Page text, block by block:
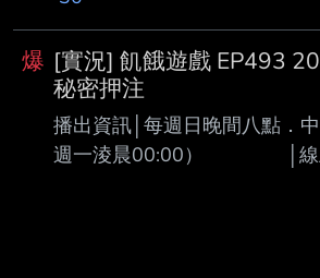
婷、艾莉兒、冠宇、YC、小翔
第3季共分為三個賽段進行。
六局遊戲， 玩家根據每局遊戲
人遊戲積分， 賽段結束後，
積分進行排名與結算，並發
爆 [實況] 飢餓遊戲 EP493
秘密押注
播出資訊│每週日晚間八點．
週一淩晨00:00） │線上